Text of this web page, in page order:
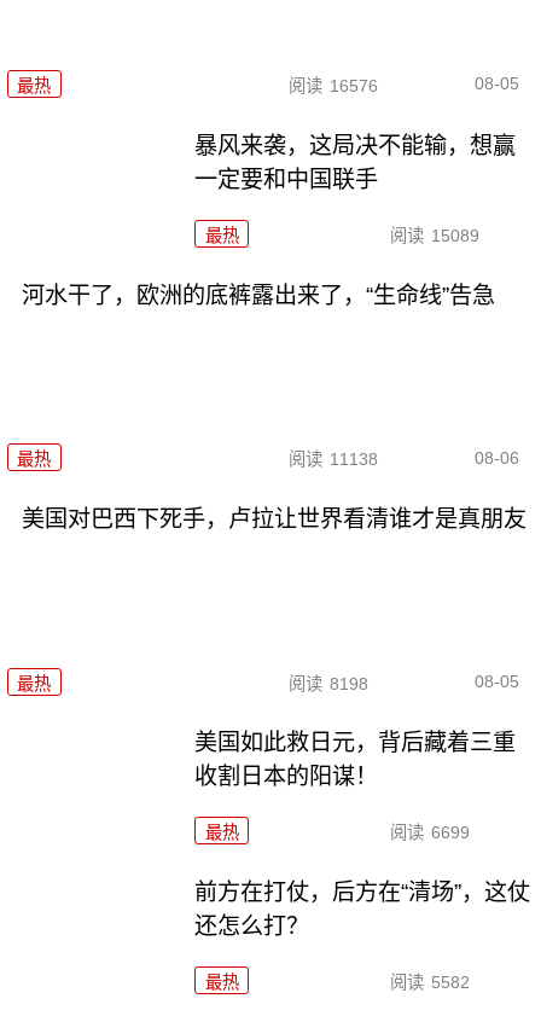
最热 阅读 16576 08-05
暴风来袭，这局决不能输，想赢
一定要和中国联手
最热 阅读 15089
河水干了，欧洲的底裤露出来了，“生命线”告急
最热 阅读 11138 08-06
美国对巴西下死手，卢拉让世界看清谁才是真朋友
最热 阅读 8198 08-05
美国如此救日元，背后藏着三重
收割日本的阳谋！
最热 阅读 6699
前方在打仗，后方在“清场”，这仗
还怎么打？
最热 阅读 5582